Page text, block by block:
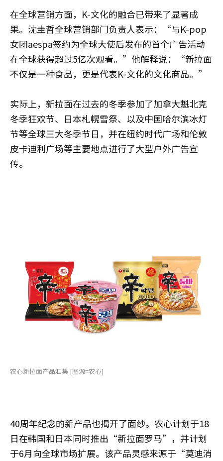
在全球营销方面，K-文化的融合已带来了显著成
果。 沈圭哲全球营销部门负责人表示：“与K-pop
女团aespa签约为全球大使后发布的首个广告活动
在全球获得超过5亿次观看。”他解释说：“新拉面
不仅是一种食品，更是代表K-文化的文化商品。”
实际上，新拉面在过去的冬季参加了加拿大魁北克
冬季狂欢节、日本札幌雪祭、以及中国哈尔滨冰灯
节等全球三大冬季节日，并在纽约时代广场和伦敦
皮卡迪利广场等主要地点进行了大型户外广告宣
传。
农心新拉面产品汇集 [图源=农心]
40周年纪念的新产品也揭开了面纱。农心计划于18
日在韩国和日本同时推出“新拉面罗马”，并计划
于6月向全球市场扩展。该产品灵感来源于“莫迪消